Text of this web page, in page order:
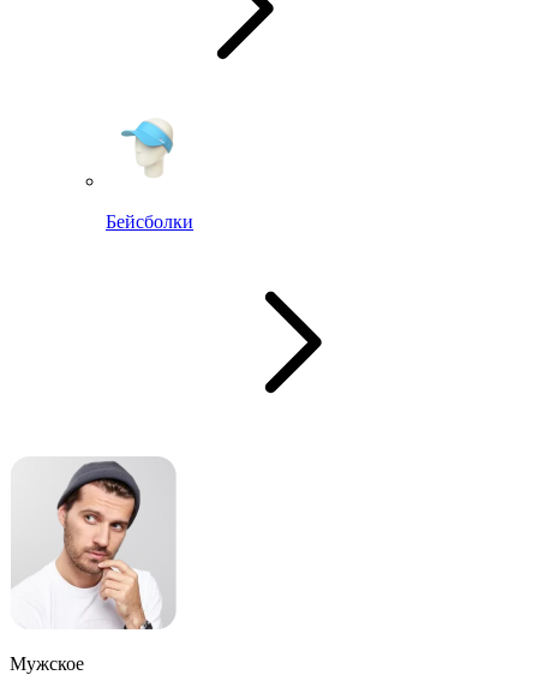
Бейсболки
Мужское